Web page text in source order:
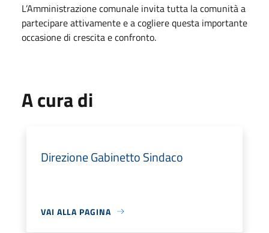
L’Amministrazione comunale invita tutta la comunità a
partecipare attivamente e a cogliere questa importante
occasione di crescita e confronto.
A cura di
Direzione Gabinetto Sindaco
VAI ALLA PAGINA